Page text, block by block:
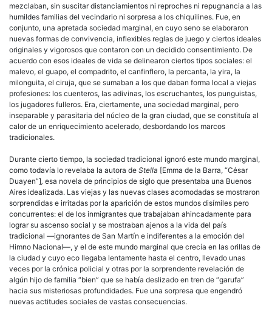
mezclaban, sin suscitar distanciamientos ni reproches ni repugnancia a las
humildes familias del vecindario ni sorpresa a los chiquilines. Fue, en
conjunto, una apretada sociedad marginal, en cuyo seno se elaboraron
nuevas formas de convivencia, inflexibles reglas de juego y ciertos ideales
originales y vigorosos que contaron con un decidido consentimiento. De
acuerdo con esos ideales de vida se delinearon ciertos tipos sociales: el
malevo, el guapo, el compadrito, el canfinflero, la percanta, la yira, la
milonguita, el ciruja, que se sumaban a los que daban forma local a viejas
profesiones: los cuenteros, las adivinas, los escruchantes, los punguistas,
los jugadores fulleros. Era, ciertamente, una sociedad marginal, pero
inseparable y parasitaria del núcleo de la gran ciudad, que se constituía al
calor de un enriquecimiento acelerado, desbordando los marcos
tradicionales.
Durante cierto tiempo, la sociedad tradicional ignoró este mundo marginal,
como todavía lo revelaba la autora de Stella [Emma de la Barra, “César
Duayen”], esa novela de principios de siglo que presentaba una Buenos
Aires idealizada. Las viejas y las nuevas clases acomodadas se mostraron
sorprendidas e irritadas por la aparición de estos mundos disímiles pero
concurrentes: el de los inmigrantes que trabajaban ahincadamente para
lograr su ascenso social y se mostraban ajenos a la vida del país
tradicional —ignorantes de San Martín e indiferentes a la emoción del
Himno Nacional—, y el de este mundo marginal que crecía en las orillas de
la ciudad y cuyo eco llegaba lentamente hasta el centro, llevado unas
veces por la crónica policial y otras por la sorprendente revelación de
algún hijo de familia “bien” que se había deslizado en tren de “garufa”
hacia sus misteriosas profundidades. Fue una sorpresa que engendró
nuevas actitudes sociales de vastas consecuencias.